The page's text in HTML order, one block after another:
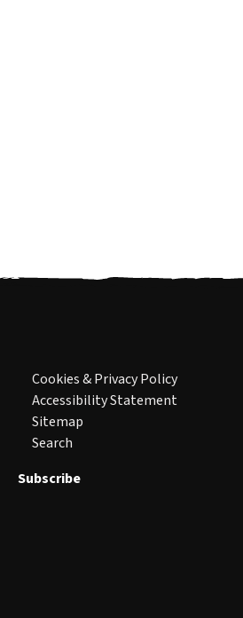
Cookies & Privacy Policy
Accessibility Statement
Sitemap
Search
Subscribe